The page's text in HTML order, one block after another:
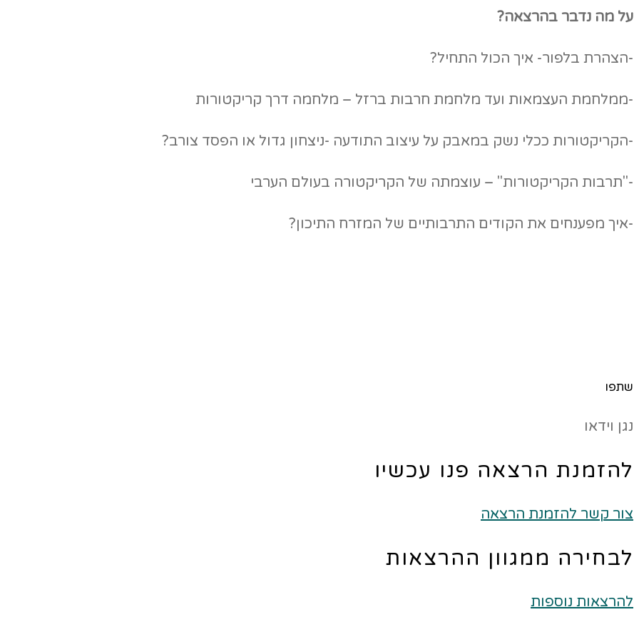
על מה נדבר בהרצאה?
-הצהרת בלפור- איך הכול התחיל?
-ממלחמת העצמאות ועד מלחמת חרבות ברזל – מלחמה דרך קריקטורות
-הקריקטורות ככלי נשק במאבק על עיצוב התודעה -ניצחון גדול או הפסד צורב?
-"תרבות הקריקטורות" – עוצמתה של הקריקטורה בעולם הערבי
-איך מפענחים את הקודים התרבותיים של המזרח התיכון?
שתפו
נגן וידאו
להזמנת הרצאה פנו עכשיו
צור קשר להזמנת הרצאה
לבחירה ממגוון ההרצאות
להרצאות נוספות